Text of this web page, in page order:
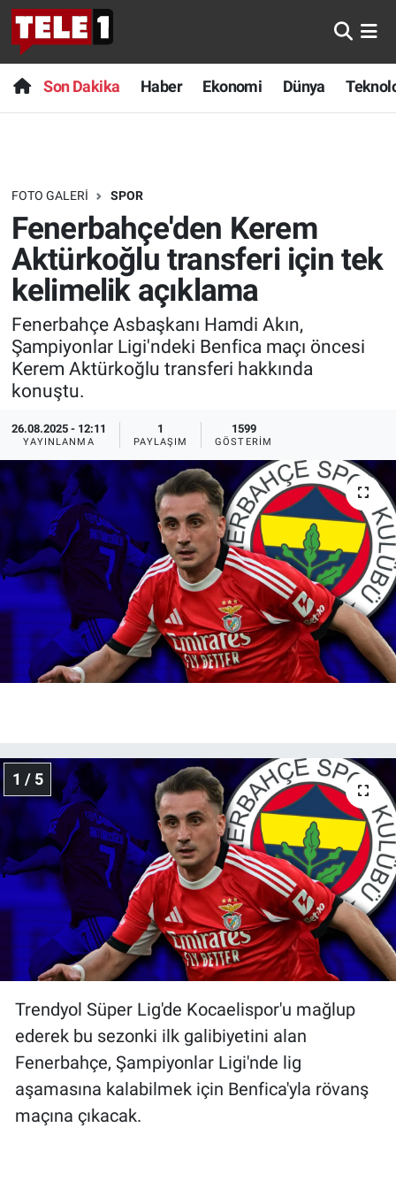
Son Dakika Haber Ekonomi Dünya
FOTO GALERI SPOR
Fenerbahçe'den Kerem
Aktürkoğlu transferi için tek
kelimelik açıklama
Fenerbahçe Asbaşkanı Hamdi Akın,
Şampiyonlar Ligi'ndeki Benfica maçı öncesi
Kerem Aktürkoğlu transferi hakkında
konuştu.
26.08.2025 - 12:11
YAYINLANMA
1
PAYLAŞIM
1599
GÖSTERIM
1 / 5
Trendyol Süper Lig'de Kocaelispor'u mağlup
ederek bu sezonki ilk galibiyetini alan
Fenerbahçe, Şampiyonlar Ligi'nde lig
aşamasına kalabilmek için Benfica'yla rövanş
maçına çıkacak.
Anında Manşet
Başka Sohbetler
Bilim turu
Bilim ve Teknoloji Evreni
Doğa Konuşuyor
Dünya
Ege Saati
Ege'den Esintiler
Eğitim
Eğlence
Ekonomi
Forum
Gerçeğin İzinde
Gün Ortası
Gündem Özel
Günün görüntüsü
Haber
İlan
Kimdir
Koronavirüs
Kültür Sanat
Son Dakika
Haber
Dünya
Teknoloji
Sağlık
Spor
Yayın Akışı
İletişim
Nöbetçi Eczaneler
Hava Durumu
Trafik Durumu
Süper Lig Puan Durumu ve Fikstür
Tüm Manşetler
Son Dakika Haberleri
Haber Arşivi